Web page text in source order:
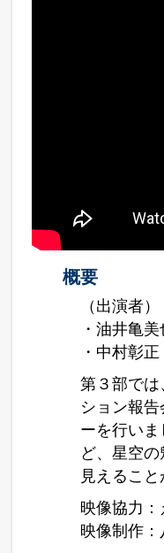
概要
（出演者）
・油井亀
・中村彰
第３部で
ション報
ーを行い
ど、星空
見えるこ
映像協力
映像制作